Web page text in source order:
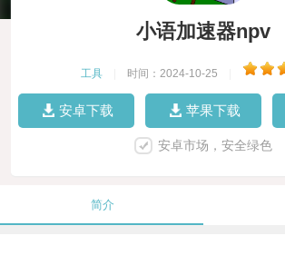
小语加速器npv
工具 时间：2024-10-25
安卓下载 苹果下载
安卓市场，安全绿色
简介